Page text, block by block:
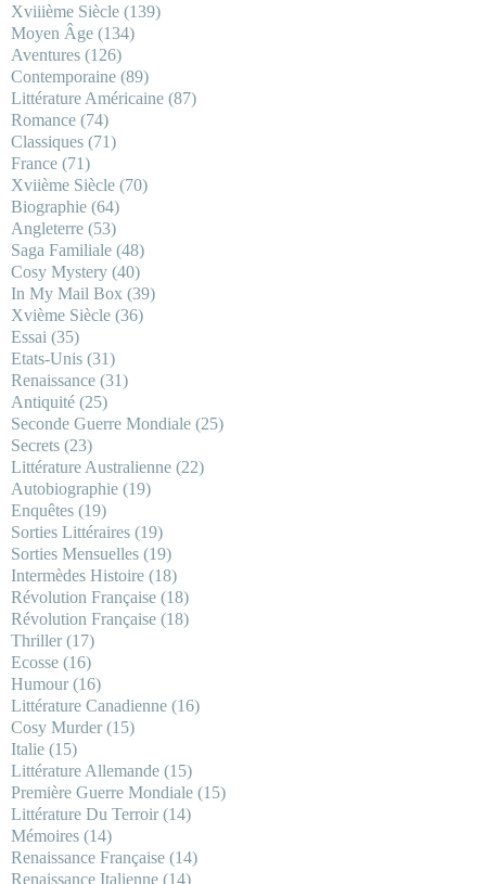
Xviiième Siècle (139)
Moyen Âge (134)
Aventures (126)
Contemporaine (89)
Littérature Américaine (87)
Romance (74)
Classiques (71)
France (71)
Xviième Siècle (70)
Biographie (64)
Angleterre (53)
Saga Familiale (48)
Cosy Mystery (40)
In My Mail Box (39)
Xvième Siècle (36)
Essai (35)
Etats-Unis (31)
Renaissance (31)
Antiquité (25)
Seconde Guerre Mondiale (25)
Secrets (23)
Littérature Australienne (22)
Autobiographie (19)
Enquêtes (19)
Sorties Littéraires (19)
Sorties Mensuelles (19)
Intermèdes Histoire (18)
Révolution Française (18)
Révolution Française (18)
Thriller(17)
Ecosse (16)
Humour(16)
Littérature Canadienne (16)
Cosy Murder(15)
Italie (15)
Littérature Allemande (15)
Première Guerre Mondiale (15)
Littérature Du Terroir(14)
Mémoires (14)
Renaissance Française (14)
Renaissance Italienne (14)